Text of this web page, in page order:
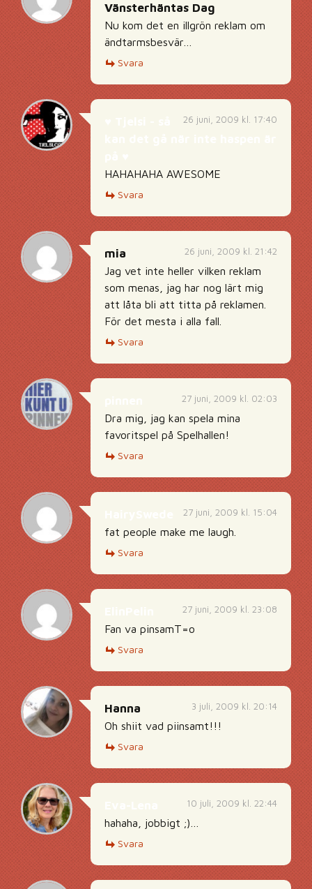
Vänsterhäntas Dag
Nu kom det en illgrön reklam om
ändtarmsbesvär…
Svara
26 juni, 2009 kl. 17:40
HAHAHAHA AWESOME
Svara
26 juni, 2009 kl. 21:42
mia
Jag vet inte heller vilken reklam
som menas, jag har nog lärt mig
att låta bli att titta på reklamen.
För det mesta i alla fall.
Svara
27 juni, 2009 kl. 02:03
Dra mig, jag kan spela mina
favoritspel på Spelhallen!
Svara
27 juni, 2009 kl. 15:04
fat people make me laugh.
Svara
27 juni, 2009 kl. 23:08
Fan va pinsamT=o
Svara
3 juli, 2009 kl. 20:14
Hanna
Oh shiit vad piinsamt!!!
Svara
10 juli, 2009 kl. 22:44
hahaha, jobbigt ;)…
Svara